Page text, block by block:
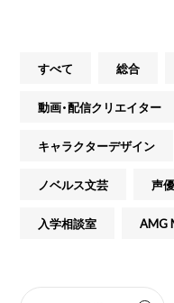
すべて 総合
動画・配信クリエイター
キャラクターデザイン
ノベルス文芸 声優
入学相談室 AMG